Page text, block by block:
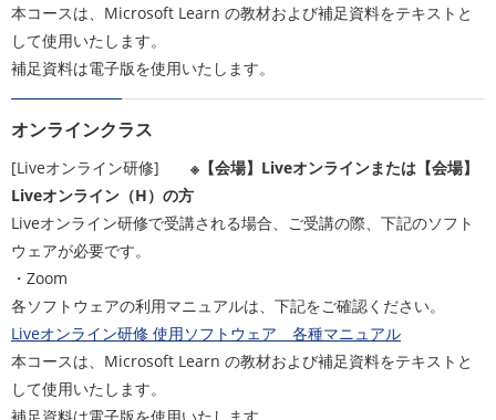
本コースは、Microsoft Learn の教材および補足資料をテキストと
して使用いたします。
補足資料は電子版を使用いたします。
オンラインクラス
[Liveオンライン研修] ※【会場】Liveオンラインまたは【会場】
Liveオンライン（H）の方
Liveオンライン研修で受講される場合、ご受講の際、下記のソフト
ウェアが必要です。
・Zoom
各ソフトウェアの利用マニュアルは、下記をご確認ください。
Liveオンライン研修 使用ソフトウェア 各種マニュアル
本コースは、Microsoft Learn の教材および補足資料をテキストと
して使用いたします。